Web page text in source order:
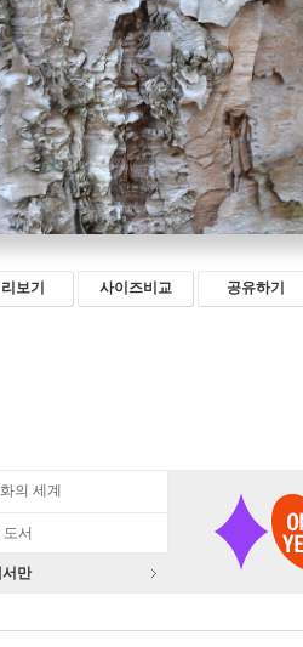
보기 사이즈비교 공유하기
의 세계
서
만